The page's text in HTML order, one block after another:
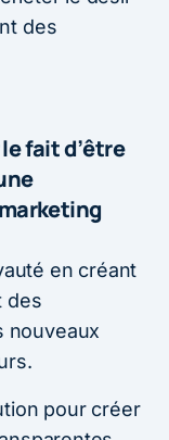
des
fait d’être
en créant
des
nouveaux
pour créer